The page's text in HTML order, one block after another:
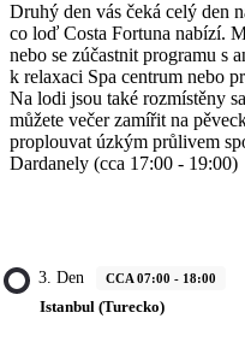
Druhý den vás čeká celý den
co loď Costa Fortuna nabízí.
nebo se zúčastnit programu s
k relaxaci Spa centrum nebo
Na lodi jsou také rozmístěny
můžete večer zamířit na
proplouvat úzkým průlivem
Dardanely (cca 17:00 - 19:00)
3. Den CCA 07:00 - 18:00
Istanbul (Turecko)